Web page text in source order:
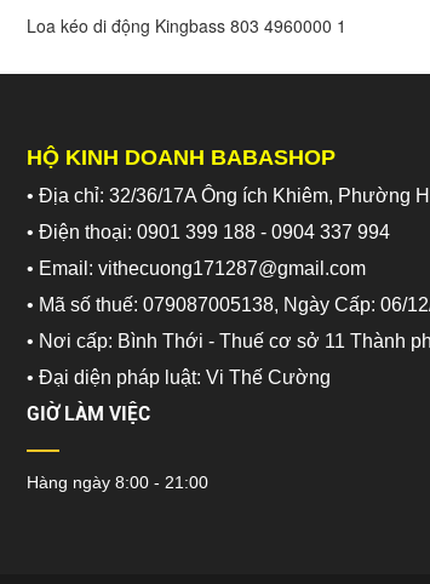
Loa kéo di động Kingbass 803 4960000 1
HỘ KINH DOANH BABASHOP
• Địa chỉ: 32/36/17A Ông ích Khiêm, Phường
• Điện thoại: 0901 399 188 - 0904 337 994
• Email: vithecuong171287@gmail.com
• Mã số thuế: 079087005138, Ngày Cấp: 06/
• Nơi cấp: Bình Thới - Thuế cơ sở 11 Thành
• Đại diện pháp luật: Vi Thế Cường
GIỜ LÀM VIỆC
Hàng ngày 8:00 - 21:00